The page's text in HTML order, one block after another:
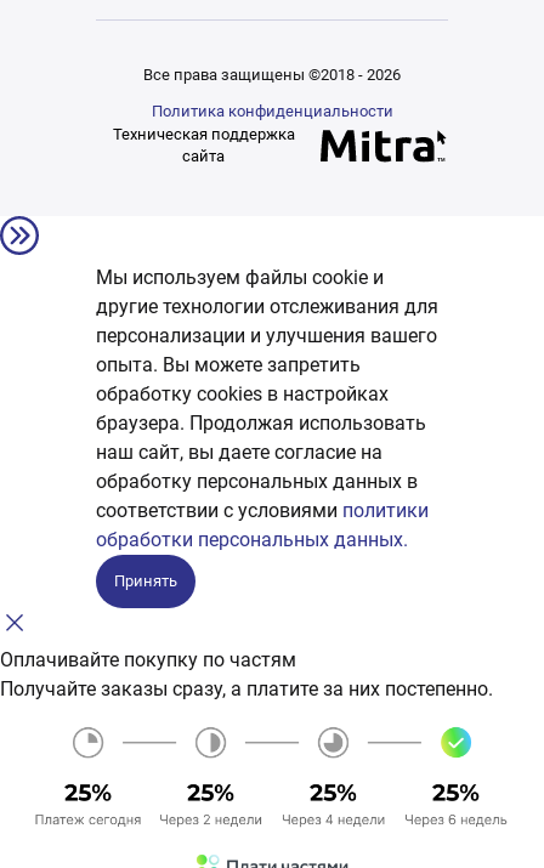
Все права защищены ©2018 - 2026
Политика конфиденциальности
Техническая поддержка
сайта
Мы используем файлы cookie и
другие технологии отслеживания для
персонализации и улучшения вашего
опыта. Вы можете запретить
обработку сookies в настройках
браузера. Продолжая использовать
наш сайт, вы даете согласие на
обработку персональных данных в
соответствии с условиями политики
обработки персональных данных.
Принять
Оплачивайте покупку по частям
Получайте заказы сразу, а платите за них постепенно.